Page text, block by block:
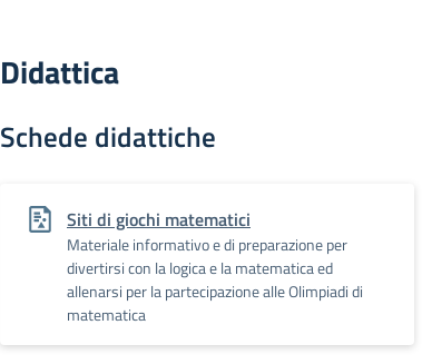
Didattica
Schede didattiche
Siti di giochi matematici
Materiale informativo e di preparazione per
divertirsi con la logica e la matematica ed
allenarsi per la partecipazione alle Olimpiadi di
matematica